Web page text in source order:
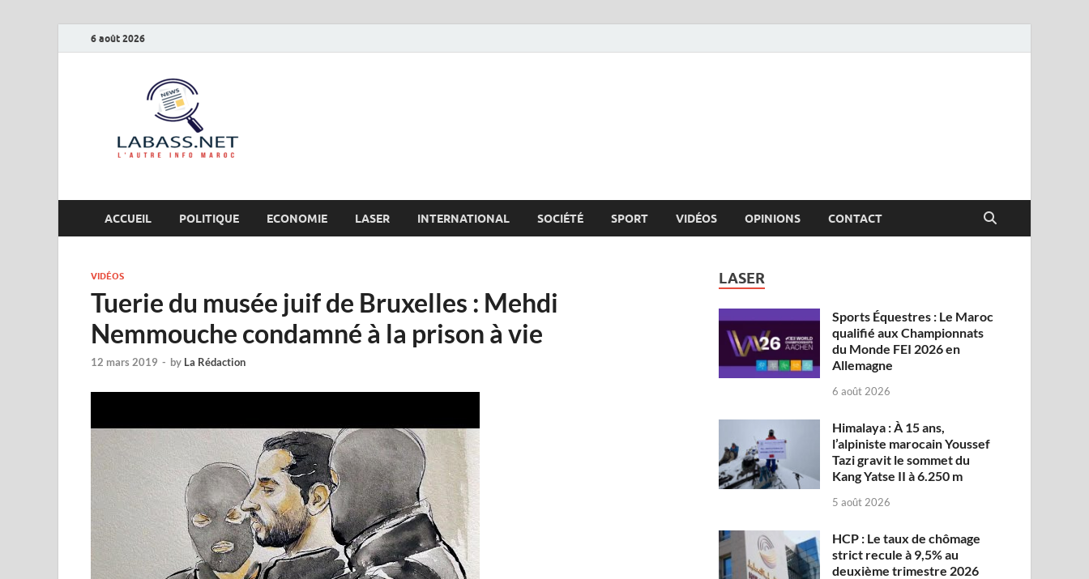
6 août 2026
ACCUEIL POLITIQUE ECONOMIE LASER INTERNATIONAL SOCIÉTÉ SPORT VIDÉOS OPINIONS CONTACT
VIDÉOS
Tuerie du musée juif de Bruxelles : Mehdi
Nemmouche condamné à la prison à vie
12 mars 2019 - by La Rédaction
LASER
Sports Équestres : Le Maroc
qualifié aux Championnats
du Monde FEI 2026 en
Allemagne
6 août 2026
Himalaya : À 15 ans,
l’alpiniste marocain Youssef
Tazi gravit le sommet du
Kang Yatse II à 6.250 m
5 août 2026
HCP : Le taux de chômage
strict recule à 9,5% au
deuxième trimestre 2026